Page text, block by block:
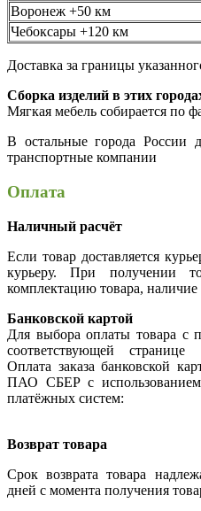
Воронеж +50 км
Чебоксары +120 км
Доставка за границы
Сборка изделий в этих
Мягкая мебель собирается по
В остальные города России
транспортные компании
Оплата
Наличный расчёт
Если товар доставляется
курьеру. При получении
комплектацию товара, наличие
Банковской картой
Для выбора оплаты товара с
соответствующей
Оплата заказа банковской
ПАО СБЕР с
платёжных систем:
Возврат товара
Срок возврата товара
дней с момента получения